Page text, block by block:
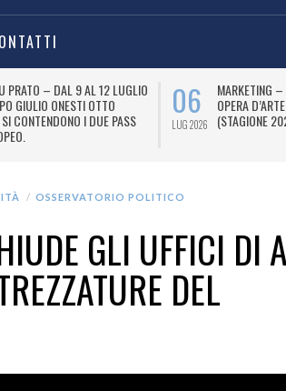
PRATO – DAL 9 AL 12 LUGLIO
GIULIO ONESTI OTTO
CONTENDONO I DUE PASS
06
LUG 2026
MARKETING
OPERA
(STAGIONE
OSSERVATORIO POLITICO
GLI UFFICI DI
DEL